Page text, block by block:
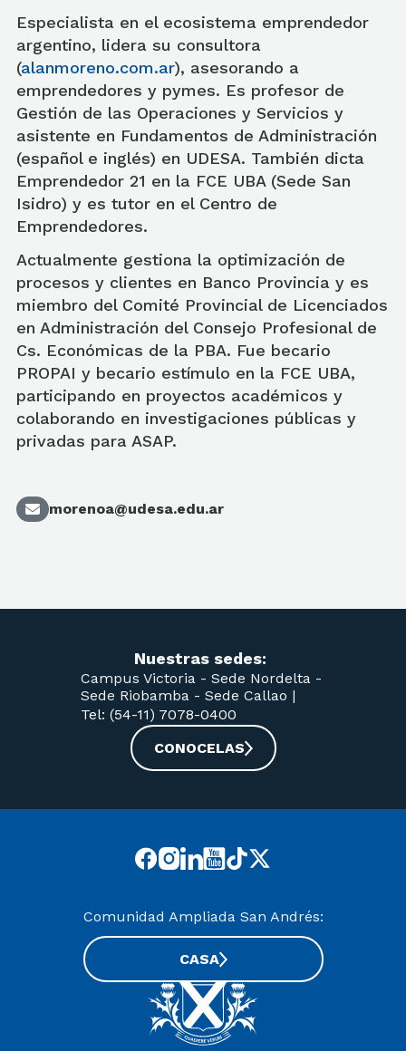
Especialista en el ecosistema emprendedor
argentino, lidera su consultora
(alanmoreno.com.ar), asesorando a
emprendedores y pymes. Es profesor de
Gestión de las Operaciones y Servicios y
asistente en Fundamentos de Administración
(español e inglés) en UDESA. También dicta
Emprendedor 21 en la FCE UBA (Sede San
Isidro) y es tutor en el Centro de
Emprendedores.
Actualmente gestiona la optimización de
procesos y clientes en Banco Provincia y es
miembro del Comité Provincial de Licenciados
en Administración del Consejo Profesional de
Cs. Económicas de la PBA. Fue becario
PROPAI y becario estímulo en la FCE UBA,
participando en proyectos académicos y
colaborando en investigaciones públicas y
privadas para ASAP.
morenoa@udesa.edu.ar
Nuestras sedes:
Campus Victoria - Sede Nordelta -
Sede Riobamba - Sede Callao |
Tel: (54-11) 7078-0400
CONOCELAS
Comunidad Ampliada San Andrés:
CASA